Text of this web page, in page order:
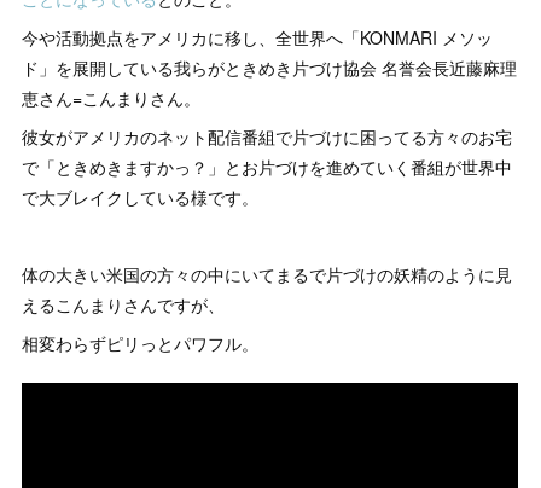
今や活動拠点をアメリカに移し、全世界へ「KONMARI メソッ
ド」を展開している我らがときめき片づけ協会 名誉会長近藤麻理
恵さん=こんまりさん。
彼女がアメリカのネット配信番組で片づけに困ってる方々のお宅
で「ときめきますかっ？」とお片づけを進めていく番組が世界中
で大ブレイクしている様です。
体の大きい米国の方々の中にいてまるで片づけの妖精のように見
えるこんまりさんですが、
相変わらずピリっとパワフル。